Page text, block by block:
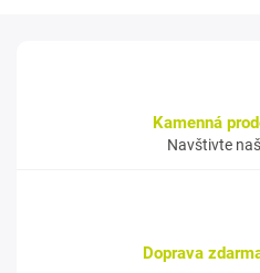
Kamenná
Navštivte
Doprava